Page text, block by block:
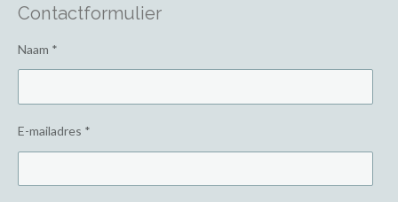
Contactformulier
Naam *
E-mailadres *